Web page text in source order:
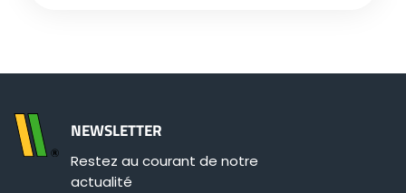
NEWSLETTER
Restez au courant de notre
actualité